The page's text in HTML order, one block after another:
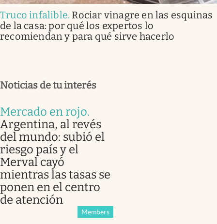
Truco infalible. Rociar vinagre en las esquinas
de la casa: por qué los expertos lo
recomiendan y para qué sirve hacerlo
Noticias de tu interés
Mercado en rojo.
Argentina, al revés
del mundo: subió el
riesgo país y el
Merval cayó
mientras las tasas se
ponen en el centro
de atención
Members